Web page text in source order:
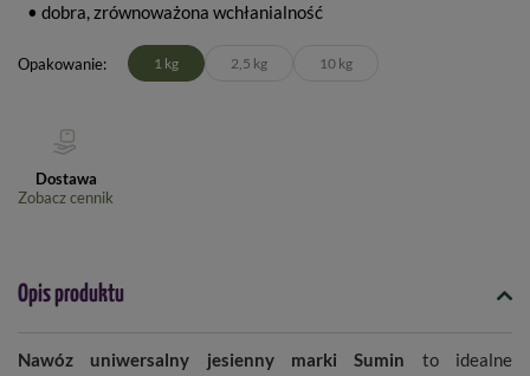
• dobra, zrównoważona wchłanialność
Opakowanie 1 kg 2,5 kg 10 kg
Dostawa
Zobacz cennik
Opis produktu
Nawóz uniwersalny jesienny marki Sumin to idealne